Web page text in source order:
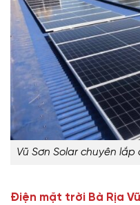
Vũ Sơn Solar chuyên
Điện mặt trời Bà Rịa